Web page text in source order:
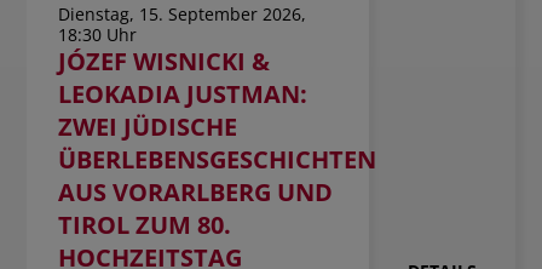
Dienstag, 15. September 2026,
18:30 Uhr
JÓZEF WISNICKI &
LEOKADIA JUSTMAN:
ZWEI JÜDISCHE
ÜBERLEBENSGESCHICHTEN
AUS VORARLBERG UND
TIROL ZUM 80.
HOCHZEITSTAG